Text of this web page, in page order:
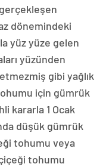
gerçekleşen
dönemindeki
yüz yüze gelen
yüzünden
gibi yağlık
için gümrük
kararla 1 Ocak
düşük gümrük
tohumu veya
tohumu